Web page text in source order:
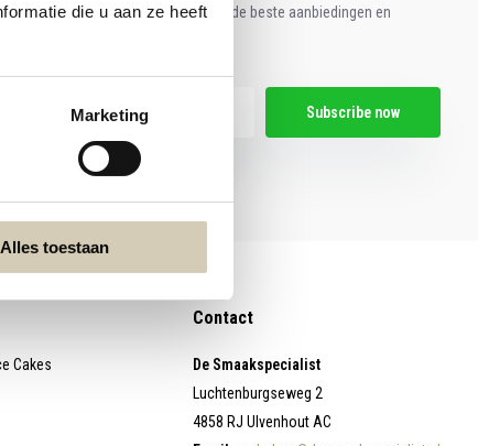
die u aan ze heeft
Marketing
Alles toestaan
voor onze nieuwsbrief en ontvang de beste aanbiedingen en
Subscribe now
restrictions here
Cakes
Contact
De Smaakspecialist
Luchtenburgseweg 2
4858 RJ Ulvenhout AC